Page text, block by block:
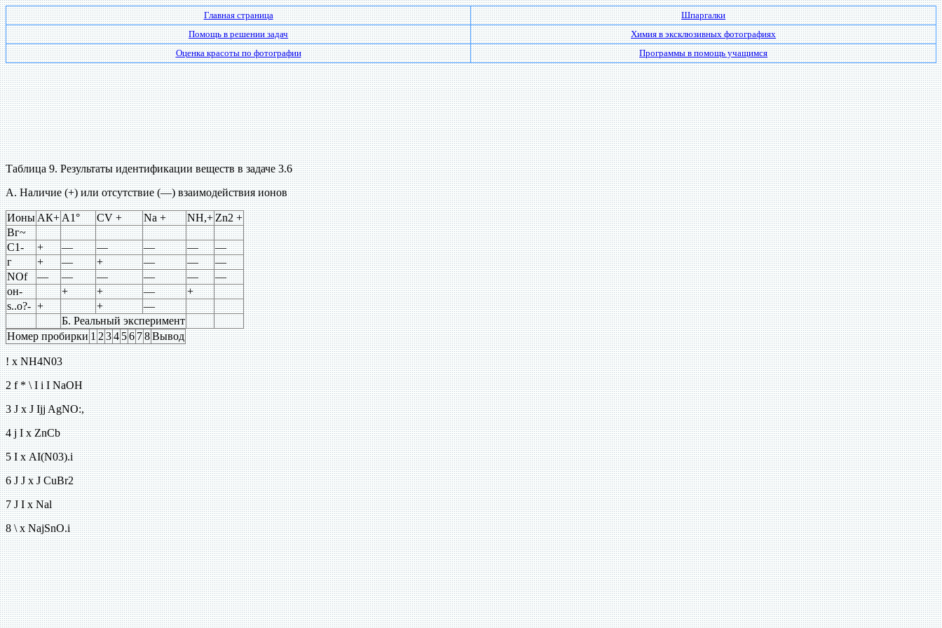
Главная страница
Шпаргалки
Помощь в решении задач
Химия в эксклюзивных фотографиях
Оценка красоты по фотографии
Программы в помощь учащимся
Таблица 9. Результаты идентификации веществ в задаче 3.6
А. Наличие (+) или отсутствие (—) взаимодействия ионов
Ионы АК+ А1° CV + Na + NH,+ Zn2 +
Вг~
С1-
+ — — — —
—
г
+ — + — —
—
NOf
— — — — —
—
он-
+ + —
+
s..o?- + +
—
Б. Реальный эксперимент
Номер пробирки1 234 5678Вывод
! х NH4N03
2 f * \ I i I NaOH
3 J x J Ijj AgNO:,
4 j I x ZnCb
5 I x AI(N03).i
6 J J x J CuBr2
7 J I x Nal
8 \ x NajSnO.i